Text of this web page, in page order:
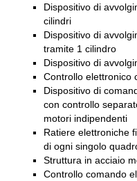
Dispositivo di
cilindri
Dispositivo di
tramite 1 cilindro
Dispositivo di
Controllo elettronico
Dispositivo di
con controllo
motori indipendenti
Ratiere elettroniche
di ogni singolo
Struttura in acciaio
Controllo comando